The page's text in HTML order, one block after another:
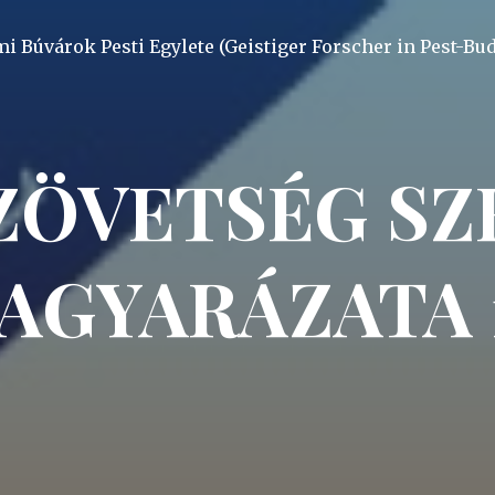
Búvárok Pesti Egylete (Geistiger Forscher in Pest-